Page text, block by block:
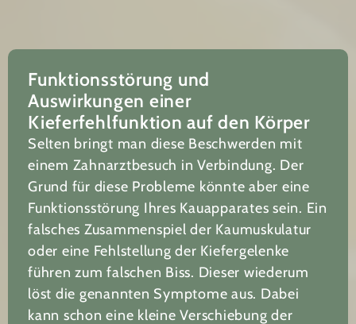
Funktionsstörung und
Auswirkungen einer
Kieferfehlfunktion auf den Körper
Selten bringt man diese Beschwerden mit
einem Zahnarztbesuch in Verbindung. Der
Grund für diese Probleme könnte aber eine
Funktionsstörung Ihres Kauapparates sein. Ein
falsches Zusammenspiel der Kaumuskulatur
oder eine Fehlstellung der Kiefergelenke
führen zum falschen Biss. Dieser wiederum
löst die genannten Symptome aus. Dabei
kann schon eine kleine Verschiebung der